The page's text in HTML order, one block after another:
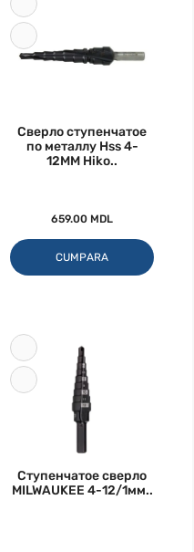
Сверло ступенчатое
по металлу Hss 4-
12MM Hiko..
659.00 MDL
CUMPARA
Ступенчатое сверло
MILWAUKEE 4-12/1мм..